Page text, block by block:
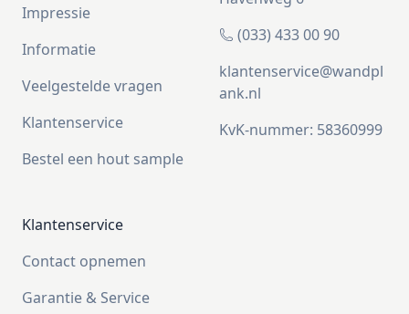
Impressie
Informatie
Veelgestelde vragen
Klantenservice
Bestel een hout sample
Klantenservice
Contact opnemen
Garantie & Service
(033) 433 00 90
klantenservice@wandpl
ank.nl
KvK-nummer: 58360999